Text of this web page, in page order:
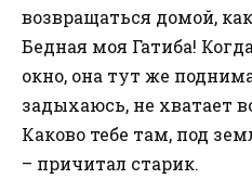
возвращаться домой,
Бедная моя Гатиба!
окно, она тут же
задыхаюсь, не хватает
Каково тебе там, под
– причитал старик.